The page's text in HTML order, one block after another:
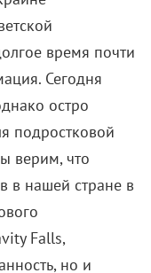
время почти
Сегодня
остро
подростковой
верим, что
в нашей стране в
Falls,
но и